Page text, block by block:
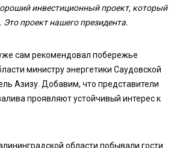
инвестиционный проект, который
проект нашего президента.
сам рекомендовал побережье
министру энергетики Саудовской
Азизу. Добавим, что представители
проявляют устойчивый интерес к
области побывали гости